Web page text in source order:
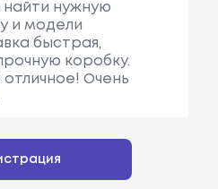
нужную
и модели
быстрая,
коробку.
отличное! Очень